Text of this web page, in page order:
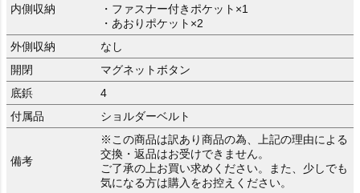
内側収納
・ファスナー付きポケット×1
・あおりポケット×2
外側収納
なし
開閉
マグネットボタン
底鋲
4
付属品
ショルダーベルト
備考
※この商品は訳あり商品の為、上記の理由による
交換・返品はお受けできません。
ご了承の上お買い求めください。また、少しでも
気になる方は購入をお控えください。